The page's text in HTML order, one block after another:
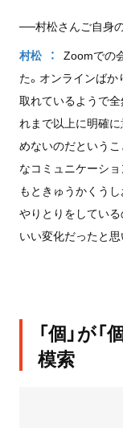
──村松さんご自身
村松
Zoomでの
た。オンラインば
取れているようで
れまで以上に明確
めないのだという
なコミュニケーシ
もときゅうかくう
やりとりをしてい
いい変化だったと思
「個」が
模索